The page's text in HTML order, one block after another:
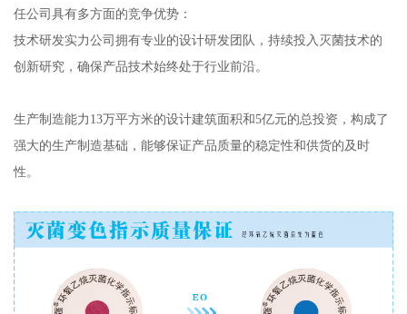
任公司具有多方面的竞争优势：
技术研发实力公司拥有专业的设计研发团队，持续投入灭菌技术的
创新研究，确保产品技术始终处于行业前沿。
生产制造能力13万平方米的设计建筑面积和5亿元的总投资，构成了
强大的生产制造基础，能够保证产品质量的稳定性和供货的及时
性。